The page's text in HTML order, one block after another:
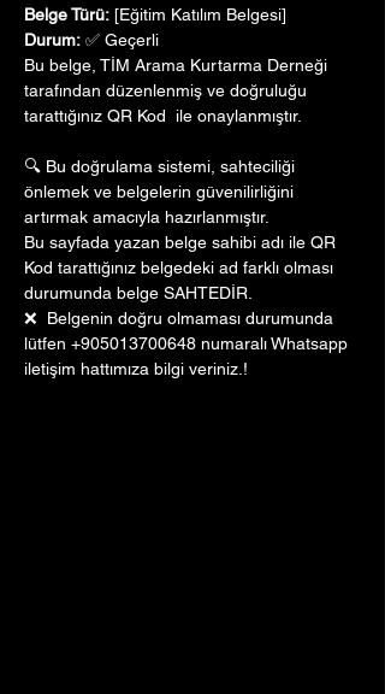
Belge Türü: [Eğitim Katılım Belgesi]
Durum: ✅ Geçerli
Bu belge, TİM Arama Kurtarma Derneği
tarafından düzenlenmiş ve doğruluğu
tarattığınız QR Kod  ile onaylanmıştır.
🔍 Bu doğrulama sistemi, sahteciliği
önlemek ve belgelerin güvenilirliğini
artırmak amacıyla hazırlanmıştır.
Bu sayfada yazan belge sahibi adı ile QR
Kod tarattığınız belgedeki ad farklı olması
durumunda belge SAHTEDİR.
❌  Belgenin doğru olmaması durumunda
lütfen +905013700648 numaralı Whatsapp
iletişim hattımıza bilgi veriniz.!